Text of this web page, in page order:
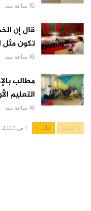
15 ساعة منذ
قال إن
تكون
16 ساعة منذ
مطالب
التعليم
16 ساعة منذ
السابق التالي 1 من 2,009